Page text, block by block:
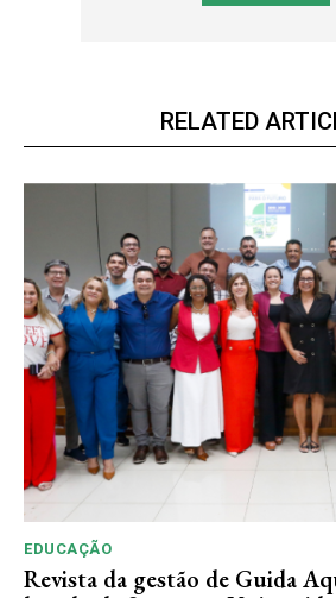
RELATED
EDUCAÇÃO
Revista da gestão de Guida